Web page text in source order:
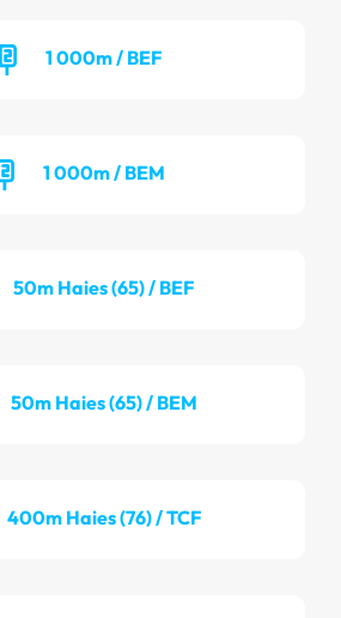
1 000m / BEF
1 000m / BEM
50m Haies (65) / BEF
50m Haies (65) / BEM
400m Haies (76) / TCF